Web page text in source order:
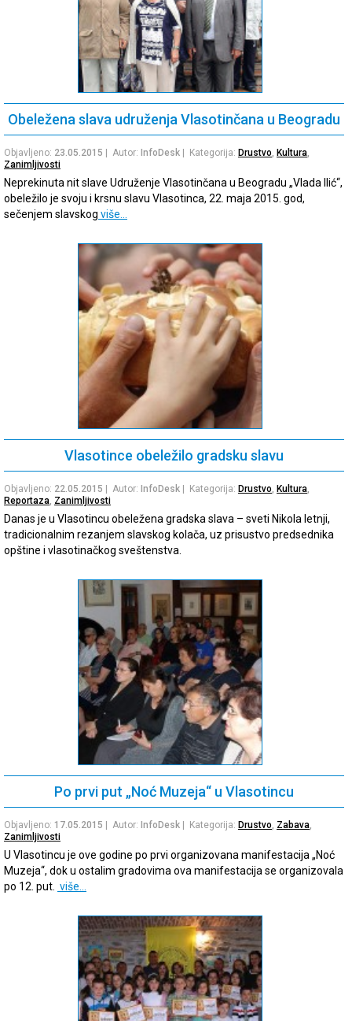
Obeležena slava udruženja Vlasotinčana u Beogradu
Objavljeno: 23.05.2015 | Autor: InfoDesk | Kategorija: Drustvo, Kultura,
Zanimljivosti
Neprekinuta nit slave Udruženje Vlasotinčana u Beogradu „Vlada Ilić“,
obeležilo je svoju i krsnu slavu Vlasotinca, 22. maja 2015. god,
sečenjem slavskog više…
Vlasotince obeležilo gradsku slavu
Objavljeno: 22.05.2015 | Autor: InfoDesk | Kategorija: Drustvo, Kultura,
Reportaza, Zanimljivosti
Danas je u Vlasotincu obeležena gradska slava – sveti Nikola letnji,
tradicionalnim rezanjem slavskog kolača, uz prisustvo predsednika
opštine i vlasotinačkog sveštenstva.
Po prvi put „Noć Muzeja“ u Vlasotincu
Objavljeno: 17.05.2015 | Autor: InfoDesk | Kategorija: Drustvo, Zabava,
Zanimljivosti
U Vlasotincu je ove godine po prvi organizovana manifestacija „Noć
Muzeja“, dok u ostalim gradovima ova manifestacija se organizovala
po 12. put. više…